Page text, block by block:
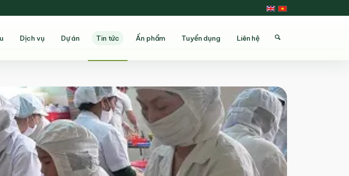
Dịch vụ Dự án Tin tức Ấn phẩm Tuyển dụng Liên hệ